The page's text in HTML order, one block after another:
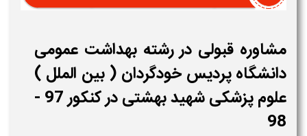
مشاوره قبولی در رشته بهداشت عمومی
دانشگاه پردیس خودگردان ( بین الملل )
علوم پزشکی شهید بهشتی در کنکور 97 -
98